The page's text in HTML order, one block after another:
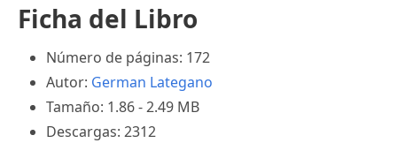
Ficha del Libro
Número de páginas: 172
Autor: German Lategano
Tamaño: 1.86 - 2.49 MB
Descargas: 2312